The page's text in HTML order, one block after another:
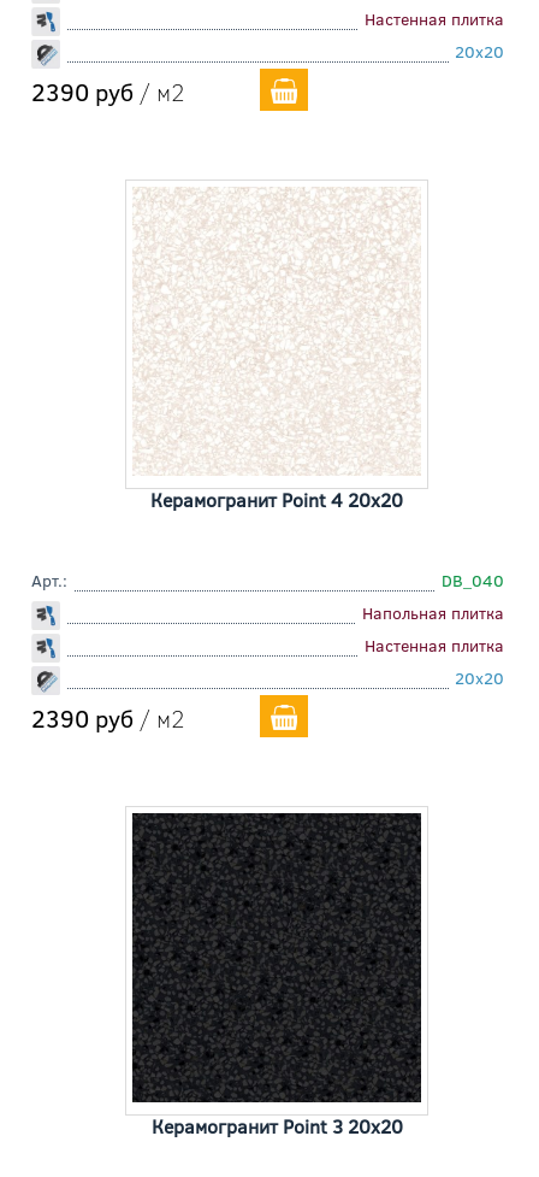
Настенная плитка
20x20
2390 руб / м2
Керамогранит Point 4 20x20
Арт.:
DB_040
Напольная плитка
Настенная плитка
20x20
2390 руб / м2
Керамогранит Point 3 20x20